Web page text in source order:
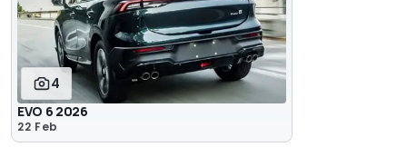
4
EVO 6 2026
22 Feb